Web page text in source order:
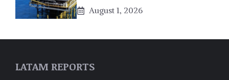
August 1, 2026
LATAM REPORTS